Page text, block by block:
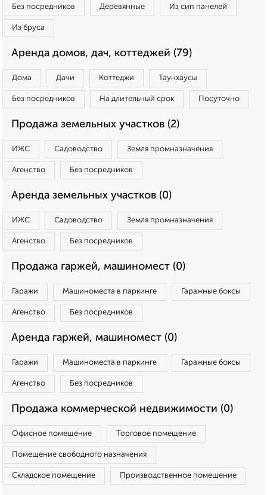
Без посредников Деревянные Из сип панелей
Из бруса
Аренда домов, дач, коттеджей (79)
Дома Дачи Коттеджи Таунхаусы
Без посредников На длительный срок Посуточно
Продажа земельных участков (2)
ИЖС Садоводство Земля промназначения
Агенство Без посредников
Аренда земельных участков (0)
ИЖС Садоводство Земля промназначения
Агенство Без посредников
Продажа гаржей, машиномест (0)
Гаражи Машиноместа в паркинге Гаражные боксы
Агенство Без посредников
Аренда гаржей, машиномест (0)
Гаражи Машиноместа в паркинге Гаражные боксы
Агенство Без посредников
Продажа коммерческой недвижимости (0)
Офисное помещение Торговое помещение
Помещение свободного назначения
Складское помещение Производственное помещение